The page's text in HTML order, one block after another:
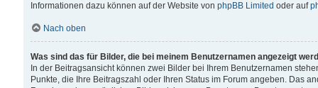
Informationen dazu können auf der Website von phpBB Limited oder auf
Nach oben
Was sind das für Bilder, die bei meinem Benutzernamen angezeigt
In der Beitragsansicht können zwei Bilder bei Ihrem Benutzernamen
Punkte, die Ihre Beitragszahl oder Ihren Status im Forum angeben. Das